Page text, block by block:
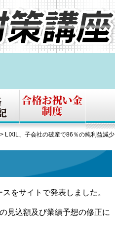
> LIXIL、子会社の破産で86％の純利益減少
をサイトで発表しました。
見込額及び業績予想の修正に